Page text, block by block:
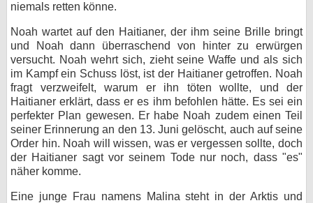
niemals retten könne.
Noah wartet auf den Haitianer, der ihm seine Brille bringt
und Noah dann überraschend von hinter zu erwürgen
versucht. Noah wehrt sich, zieht seine Waffe und als sich
im Kampf ein Schuss löst, ist der Haitianer getroffen. Noah
fragt verzweifelt, warum er ihn töten wollte, und der
Haitianer erklärt, dass er es ihm befohlen hätte. Es sei ein
perfekter Plan gewesen. Er habe Noah zudem einen Teil
seiner Erinnerung an den 13. Juni gelöscht, auch auf seine
Order hin. Noah will wissen, was er vergessen sollte, doch
der Haitianer sagt vor seinem Tode nur noch, dass "es"
näher komme.
Eine junge Frau namens Malina steht in der Arktis und